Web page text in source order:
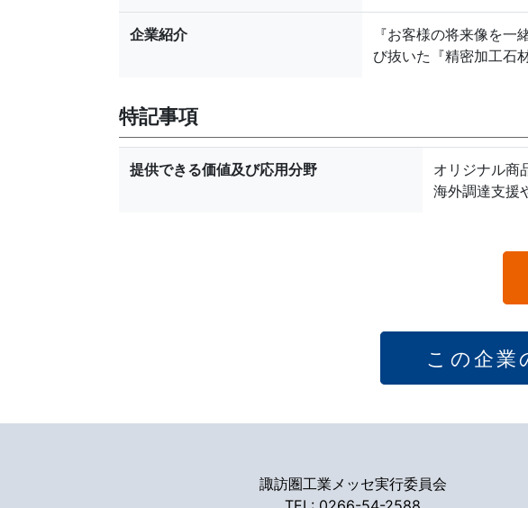
企業紹介
『お客様の将来像を
び抜いた『精密加工石
特記事項
提供できる価値及び応用分野
オリジナル商
海外調達支
この企業
諏訪圏工業メッセ実行委員会